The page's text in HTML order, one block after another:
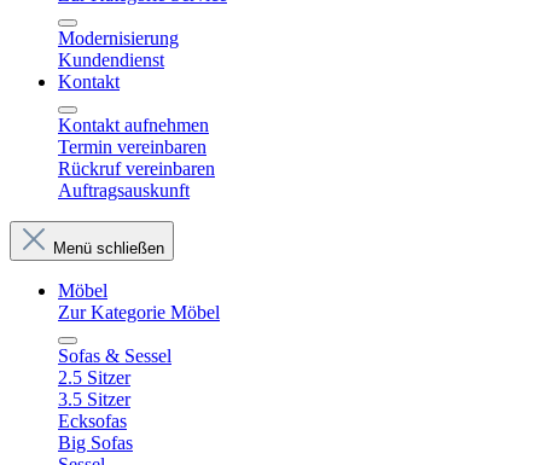
Modernisierung
Kundendienst
Kontakt
Kontakt aufnehmen
Termin vereinbaren
Rückruf vereinbaren
Auftragsauskunft
Menü schließen
Möbel
Zur Kategorie Möbel
Sofas & Sessel
2.5 Sitzer
3.5 Sitzer
Ecksofas
Big Sofas